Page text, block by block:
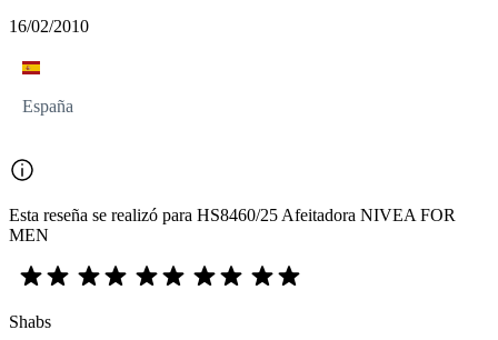
16/02/2010
España
Esta reseña se realizó para HS8460/25 Afeitadora NIVEA FOR
MEN
Shabs